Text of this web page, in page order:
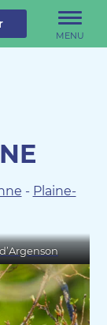
MENU
- Plaine-